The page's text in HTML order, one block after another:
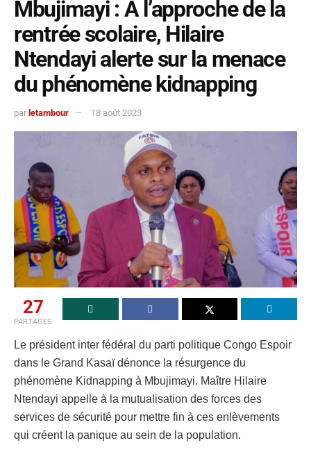
Mbujimayi : À l’approche de la
rentrée scolaire, Hilaire
Ntendayi alerte sur la menace
du phénomène kidnapping
par letambour 18 août 2023
27
PARTAGES
Le président inter fédéral du parti politique Congo Espoir
dans le Grand Kasaï dénonce la résurgence du
phénomène Kidnapping à Mbujimayi. Maître Hilaire
Ntendayi appelle à la mutualisation des forces des
services de sécurité pour mettre fin à ces enlèvements
qui créent la panique au sein de la population.